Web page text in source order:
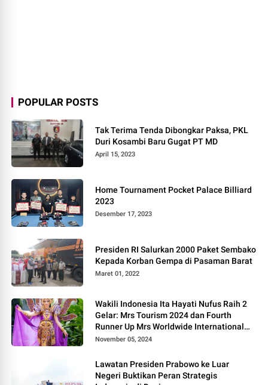
POPULAR POSTS
Tak Terima Tenda Dibongkar Paksa, PKL
Duri Kosambi Baru Gugat PT MD
April 15, 2023
Home Tournament Pocket Palace Billiard
2023
Desember 17, 2023
Presiden RI Salurkan 2000 Paket Sembako
Kepada Korban Gempa di Pasaman Barat
Maret 01, 2022
Wakili Indonesia Ita Hayati Nufus Raih 2
Gelar: Mrs Tourism 2024 dan Fourth
Runner Up Mrs Worldwide International
2024, di Pemilihan Mrs Worldwide 2024
November 05, 2024
Lawatan Presiden Prabowo ke Luar
Negeri Buktikan Peran Strategis